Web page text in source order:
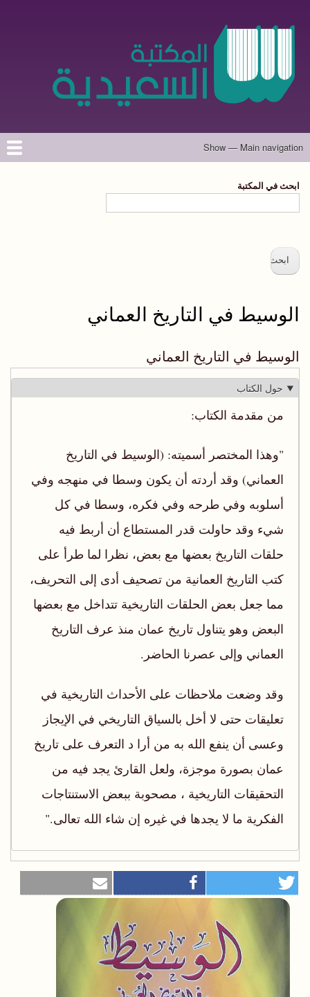
الرئيسي
Main
Show — Main navigation
الرئيسية
المؤلفون
تواصل معنا
حول الموقع
ابحث في المكتبة
الوسيط في التاريخ العماني
الوسيط في التاريخ العماني
حول الكتاب
من مقدمة الكتاب:
"وهذا المختصر أسميته‪) :‬الوسيط في التاريخ
العماني)
وقد‬ ‫أردته أن يكون وسطا في منهجه وفي
أسلوبه وفي طرحه وفي ‫فكره، ‬وسطا في كل
شيء وقد حاولت قدر المستطاع أن أربط‬ ‫فيه
حلقات التاريخ بعضها مع بعض، نظرا لما طرأ على
كتب‬ ‫التاريخ العمانية من تصحيف أدى إلى التحريف،
مما جعل‬ بعض الحلقات التاريخية تتداخل مع بعضها
البعض وهو يتناول‬ ‫تاريخ عمان منذ عرف التاريخ
العماني وإلى عصرنا الحاضر‪ .‬‬
وقد وضعت ملاحظات على الأحداث التاريخية في
تعليقات‬ ‫حتى لا أخل بالسياق التاريخي في الإيجاز
وعسى أن ينفع الله به‬ ‫من أرا د التعرف على تاريخ
عمان بصورة موجزة، ولعل القارئ‬ ‫يجد فيه من
التحقيقات التاريخية‪، ‬ مصحوبة ببعض ‫الاستنتاجات
الفكرية ما لا يجدها في غيره إن شاء الله تعالى‪.‬‬"